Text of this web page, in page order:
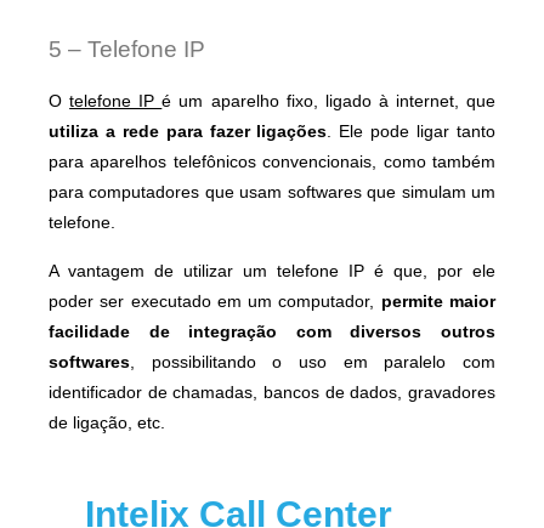
5 – Telefone IP
Otelefone IPé um aparelho fixo, ligado à internet, que
utiliza a rede para fazer ligações. Ele pode ligar tanto
para aparelhos telefônicos convencionais, como também
para computadores que usam softwares que simulam um
telefone.
A vantagem de utilizar um telefone IP é que, por ele
poder ser executado em um computador, permite maior
facilidade de integração com diversos outros
softwares , possibilitando o uso em paralelo com
identificador de chamadas, bancos de dados, gravadores
de ligação, etc.
Intelix Call Center